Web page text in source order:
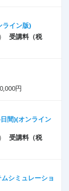
イン版)
受講料（税
円
間)(オンライン
受講料（税
シミュレーショ